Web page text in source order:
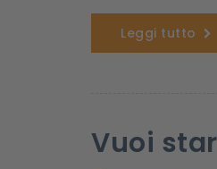
Leggi tutto
Vuoi